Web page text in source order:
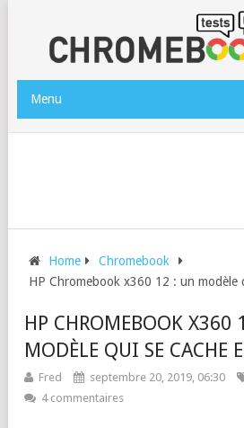
Menu
Home
Chromebook
HP Chromebook x360 12 : un modèle
HP CHROMEBOOK X360
MODÈLE QUI SE CACHE
Fred septembre 20, 2019, 06:30
4 commentaires